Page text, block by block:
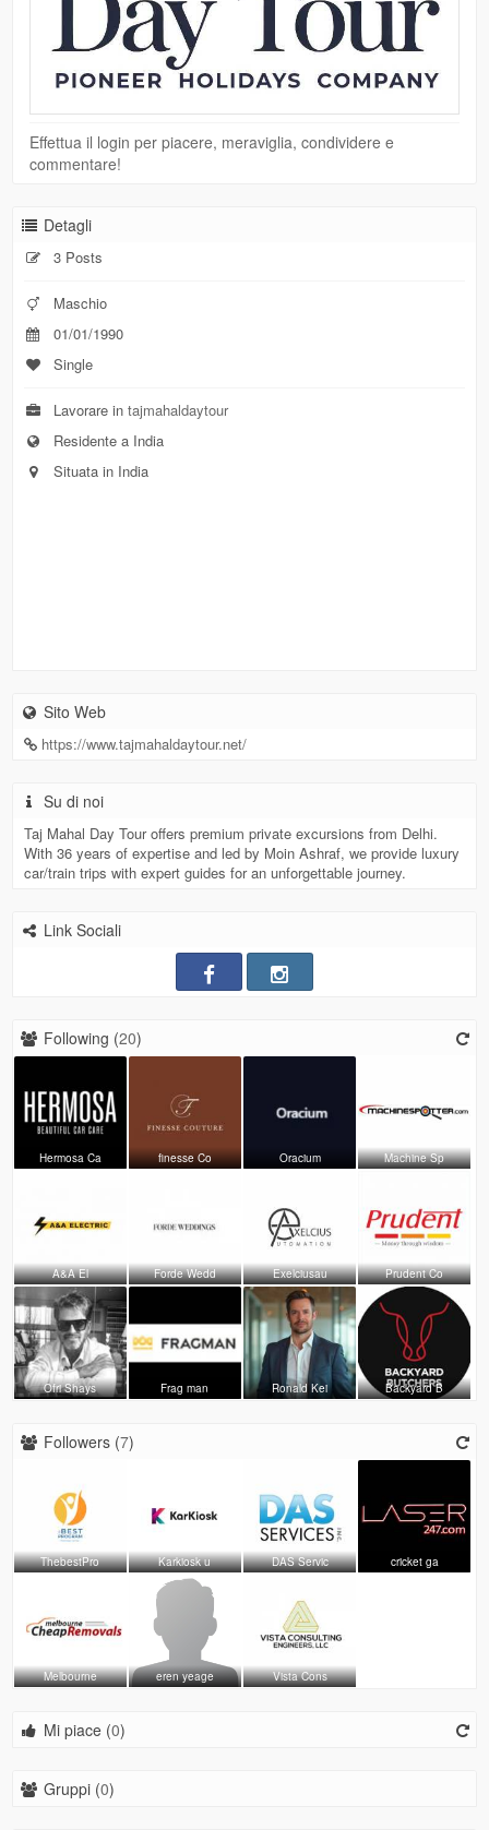
Effettua il login per piacere, meraviglia, condividere e
commentare!
Detagli
3 Posts
Maschio
01/01/1990
Single
Lavorare intajmahaldaytour
Residente a India
Situata in India
Sito Web
https://www.tajmahaldaytour.net/
Su di noi
Taj Mahal Day Tour offers premium private excursions from Delhi.
With 36 years of expertise and led by Moin Ashraf, we provide luxury
car/train trips with expert guides for an unforgettable journey.
Link Sociali
Following (20)
Hermosa Ca finesse Co Oracium Machine Sp
A&A El Forde Wedd Exelciusau Prudent Co
Ofri Shays Frag man Ronald Kei Backyard B
Followers (7)
ThebestPro Karkiosk u DAS Servic cricket ga
Melbourne eren yeage Vista Cons
Mi piace (0)
Gruppi (0)